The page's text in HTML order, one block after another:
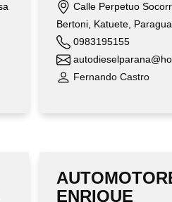
Calle Perpetuo
Bertoni, Katuete,
0983195155
Fernando Castro
ENRIQUE